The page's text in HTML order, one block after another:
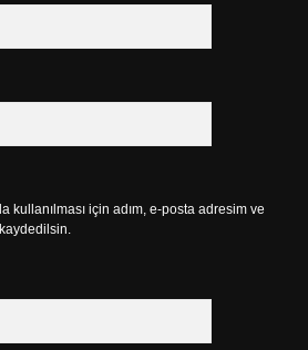
kullanılması için adım, e-posta adresim ve